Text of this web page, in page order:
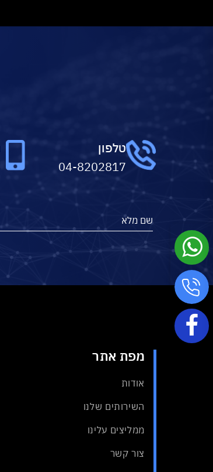
טלפון
04-8202817
מפת אתר
אודות
השירותים שלנו
ממליצים עלינו
צור קשר